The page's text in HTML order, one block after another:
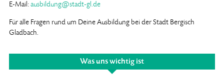
E-Mail: ausbildung@stadt-gl.de
Für alle Fragen rund um Deine Ausbildung bei der Stadt Bergisch
Gladbach.
Was uns wichtig ist